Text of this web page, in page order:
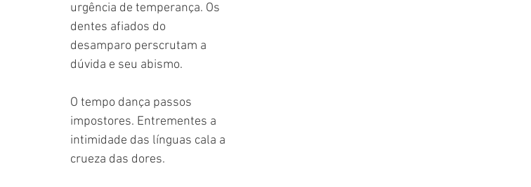
urgência de temperança. Os
dentes afiados do
desamparo perscrutam a
dúvida e seu abismo.
O tempo dança passos
impostores. Entrementes a
intimidade das línguas cala a
crueza das dores.